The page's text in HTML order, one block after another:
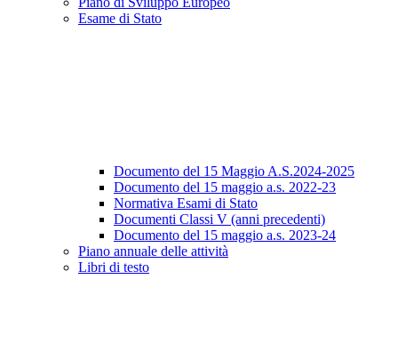
Esame di Stato
Documento del 15 Maggio A.S.2024-2025
Documento del 15 maggio a.s. 2022-23
Normativa Esami di Stato
Documenti Classi V (anni precedenti)
Documento del 15 maggio a.s. 2023-24
Piano annuale delle attività
Libri di testo